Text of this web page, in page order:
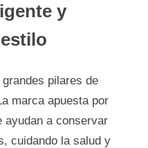
y
pilares de
marca apuesta por
ayudan a conservar
cuidando la salud y